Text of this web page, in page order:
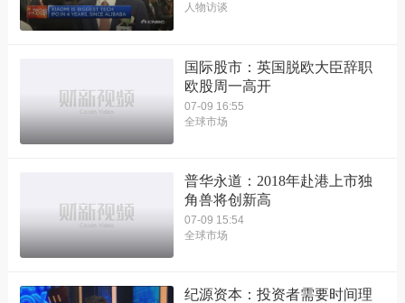
人物访谈
国际股市：英国脱欧大臣辞职
欧股周一高开
07-09 16:55
全球市场
普华永道：2018年赴港上市独
角兽将创新高
07-09 15:54
全球市场
纪源资本：投资者需要时间理